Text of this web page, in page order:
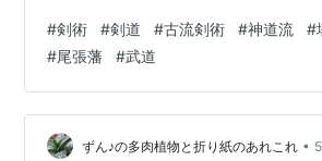
誌』（※１）「飯篠長意」・長意、下総
（つとに：早くから）好撃剣、未得妙、
夜夢明神来授一巻書、曰、汝後為天下
夢裡受読・長意晩得奥術、秘而不傳名
能窮其術、長意奇而授之、授受三世、得
#剣術 #剣道 #古流剣術 #神道流 #
#尾張藩 #武道
ずん♪の多肉植物と折り紙のあれこれ •